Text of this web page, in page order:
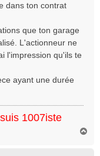
dans ton contrat
que ton garage
L'actionneur ne
l'impression qu'ils te
ayant une durée
1007iste